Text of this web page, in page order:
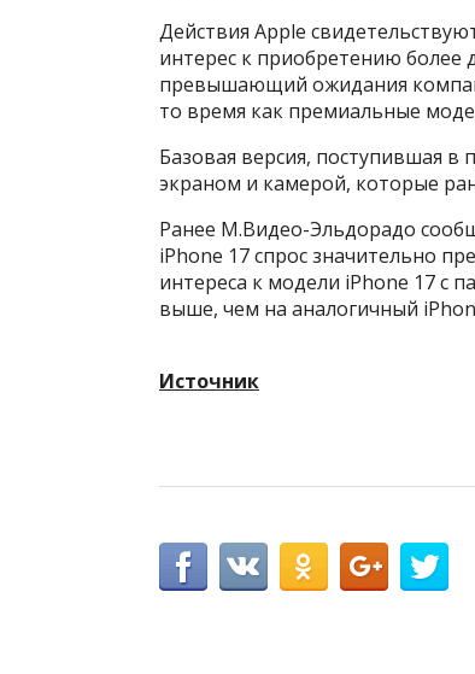
Действия Apple
интерес к приобретению более
превышающий ожидания
то время как премиальные
Базовая версия, поступившая
экраном и камерой, которые
Ранее М.Видео-Эльдорадо
iPhone 17 спрос значительно
интереса к модели iPhone 17 с
выше, чем на аналогичный
Источник